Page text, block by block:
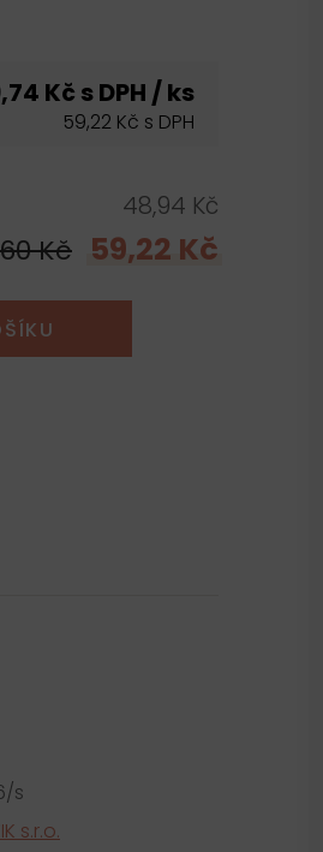
Kč s DPH / ks
59,22 Kč s DPH
48,94 Kč
Kč 59,22 Kč
s
s.r.o.